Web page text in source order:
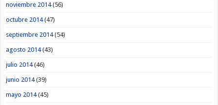
noviembre 2014(56)
octubre 2014(47)
septiembre 2014(54)
agosto 2014(43)
julio 2014(46)
junio 2014(39)
mayo 2014(45)